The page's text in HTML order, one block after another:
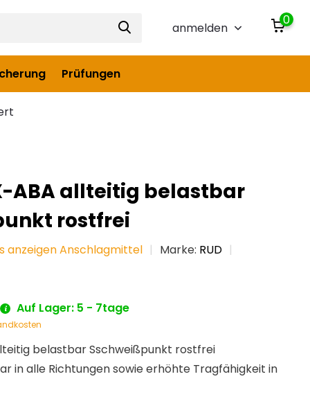
anmelden
0
Prüfungen
ABA allteitig belastbar
rostfrei
anzeigen Anschlagmittel Marke: RUD
Auf Lager: 5 - 7tage
belastbar Sschweißpunkt rostfrei
in alle Richtungen sowie erhöhte Tragfähigkeit in